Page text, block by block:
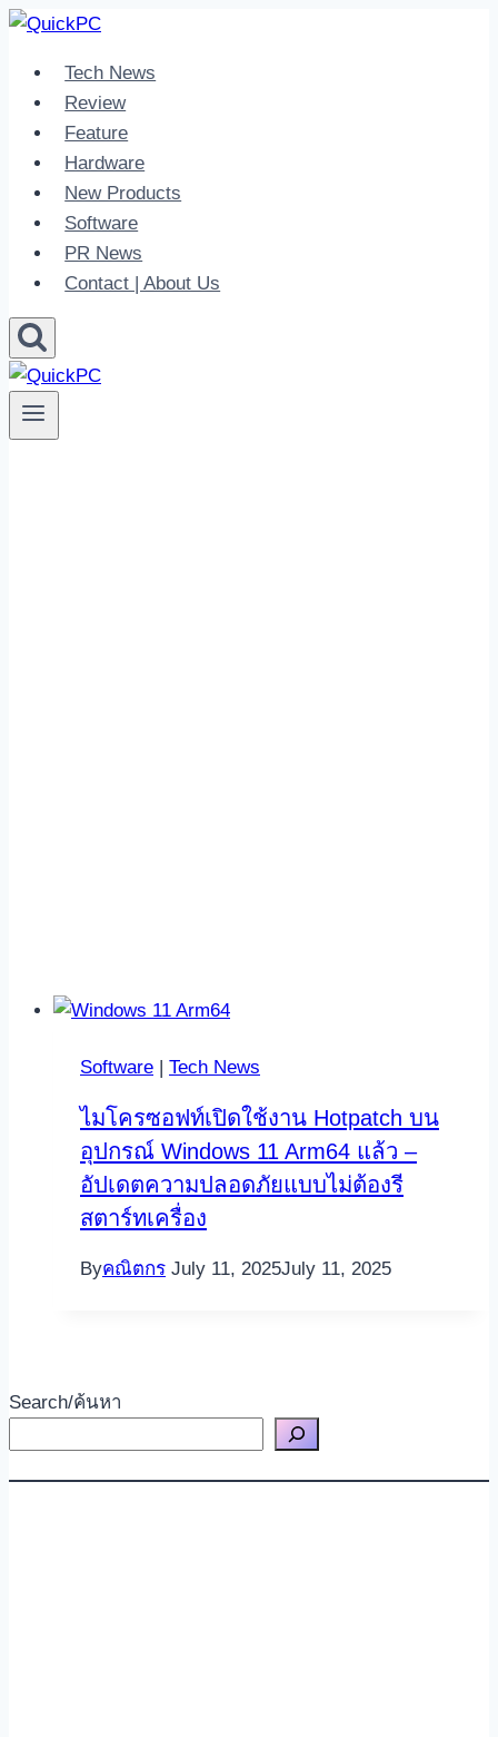
Skip
contentTech News
Review
Feature
Hardware
New Products
Software
PR News
Contact | About Us
Software | Tech News
ไมโครซอฟท์เปิดใช้งาน Hotpatch บน
อุปกรณ์ Windows 11 Arm64 แล้ว –
อัปเดตความปลอดภัยแบบไม่ต้องรี
สตาร์ทเครื่อง
Byคณิตกร July 11, 2025July 11, 2025
Search/ค้นหา